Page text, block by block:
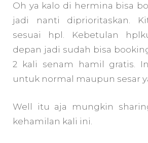
Oh ya kalo di hermina bisa
jadi nanti diprioritaskan.
sesuai hpl. Kebetulan
depan jadi sudah bisa
2 kali senam hamil gratis.
untuk normal maupun sesar
Well itu aja mungkin
kehamilan kali ini.